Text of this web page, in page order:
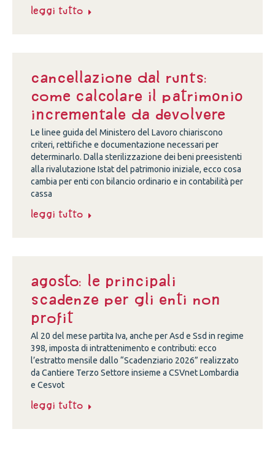
Leggi tutto
Cancellazione dal Runts:
come calcolare il patrimonio
incrementale da devolvere
Le linee guida del Ministero del Lavoro chiariscono
criteri, rettifiche e documentazione necessari per
determinarlo. Dalla sterilizzazione dei beni preesistenti
alla rivalutazione Istat del patrimonio iniziale, ecco cosa
cambia per enti con bilancio ordinario e in contabilità per
cassa
Leggi tutto
Agosto: le principali
scadenze per gli enti non
profit
Al 20 del mese partita Iva, anche per Asd e Ssd in regime
398, imposta di intrattenimento e contributi: ecco
l’estratto mensile dallo “Scadenziario 2026” realizzato
da Cantiere Terzo Settore insieme a CSVnet Lombardia
e Cesvot
Leggi tutto